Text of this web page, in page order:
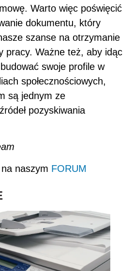
Warto więc poświęcić
dokumentu, który
szanse na otrzymanie
pracy. Ważne też, aby idąc
swoje profile w
społecznościowych,
są jednym ze
pozyskiwania
naszym FORUM